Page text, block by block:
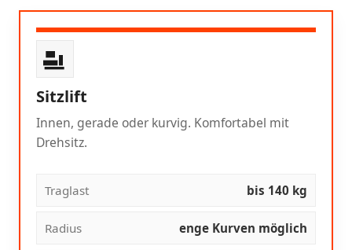
Sitzlift
Innen, gerade oder kurvig. Komfortabel mit
Drehsitz.
Traglast bis 140 kg
Radius enge Kurven möglich